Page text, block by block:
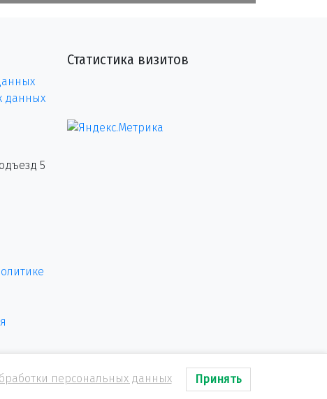
данных
5
Статистика визитов
персональных данных Принять